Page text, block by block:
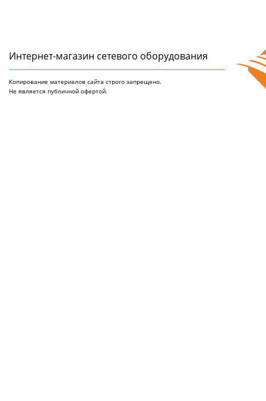
Интернет-магазин сетeвого оборудования
Копирование материалов сайта строго запрещено.
Не является публичной офертой.